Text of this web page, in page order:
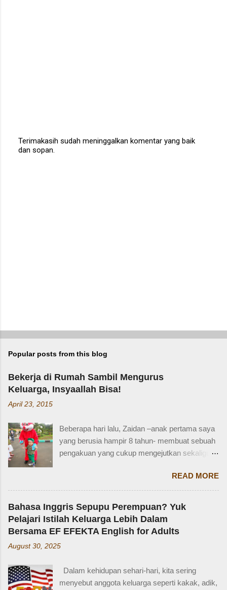
P
Terimakasih sudah meninggalkan komentar yang baik
dan sopan.
Popular posts from this blog
Bekerja di Rumah Sambil Mengurus
Keluarga, Insyaallah Bisa!
April 23, 2015
Beberapa hari lalu, Zaidan –anak pertama saya
yang berusia hampir 8 tahun- membuat sebuah
pengakuan yang cukup mengejutkan sekaligus
Zaidan: “Mi, waktu kakak kecil, kakak pernah
ditinggal beli sayur sama mba. Waktu itu
kakaknya lagi tidur. Terus kakak nangis. Sama
tetangga, kakak diajak main dan dipinjami
mainan.” Saya langsung memberondong Zaidan
dengan berbagai pertanyaan. Mbak yang
mana? Tetangga yang mana? Kejadiannya
tidak ingat detailnya. Ayau, mungkin juga dia
terkejut juga dengan reaksi saya. Bagaimana
READ MORE
Bahasa Inggris Sepupu Perempuan? Yuk
Pelajari Istilah Keluarga Lebih Dalam
Bersama EF EFEKTA English for Adults
August 30, 2025
Dalam kehidupan sehari-hari, kita sering
menyebut anggota keluarga seperti kakak, adik,